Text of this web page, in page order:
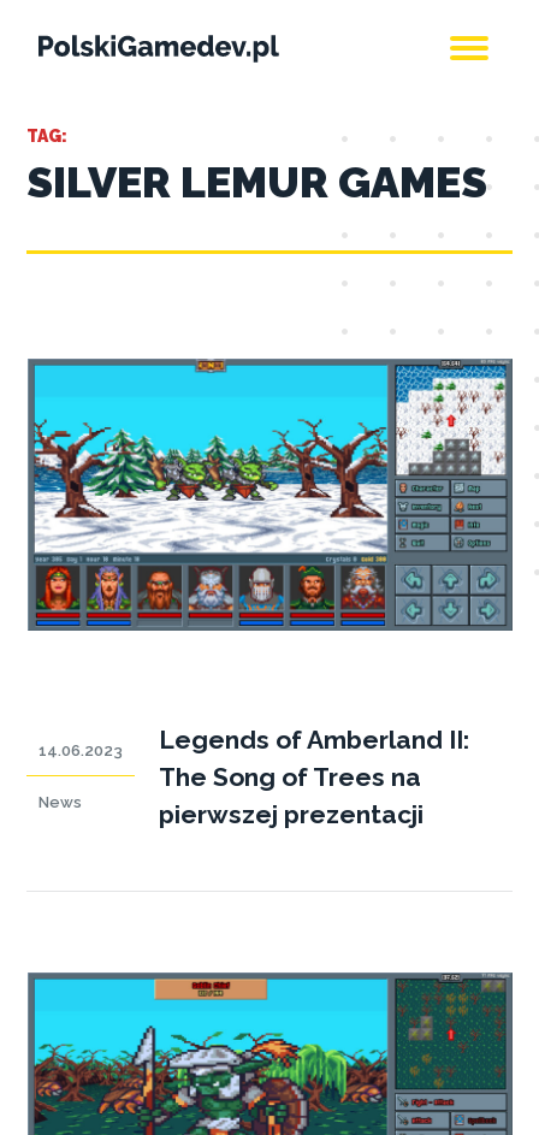
TAG:
SILVER LEMUR GAMES
14.06.2023
News
Legends of Amberland II:
The Song of Trees na
pierwszej prezentacji